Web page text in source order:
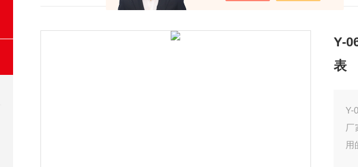
Y-
表
Y-
厂
用